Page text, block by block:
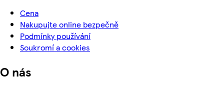
Cena
Nakupujte online bezpečně
Podmínky používání
Soukromí a cookies
O nás